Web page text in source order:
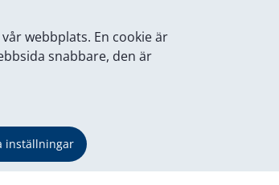
webbplats. En cookie är
snabbare, den är
inställningar